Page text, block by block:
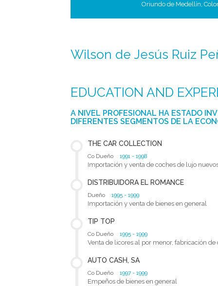
Oriundo de Medellín,
Wilson de Jesús Ruiz
EDUCATION AND
A NIVEL PROFESIONAL HA ESTADO
DIFERENTES SEGMENTOS DE LA
THE CAR COLLECTION
Co Dueño 1991 - 1998
Importación y venta de coches de lujo
DISTRIBUIDORA EL ROMANCE
Dueño 1995 - 1999
Importación y venta de bienes en general
TIP TOP
Co Dueño 1995 - 1999
Venta de licores al por menor, fabricación
AUTO CASH, SA
Co Dueño 1997 - 1999
Empeños de bienes en general